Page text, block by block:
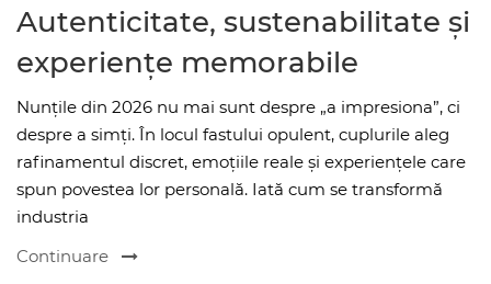
Autenticitate, sustenabilitate și
experiențe memorabile
Nunțile din 2026 nu mai sunt despre „a impresiona”, ci
despre a simți. În locul fastului opulent, cuplurile aleg
rafinamentul discret, emoțiile reale și experiențele care
spun povestea lor personală. Iată cum se transformă
industria
Continuare